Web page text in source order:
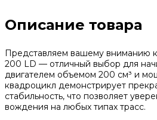
Описание товара
Представляем вашему вниманию
200 LD — отличный выбор для
двигателем объемом 200 см³ и
квадроцикл демонстрирует
стабильность, что позволяет
вождения на любых типах трасс.